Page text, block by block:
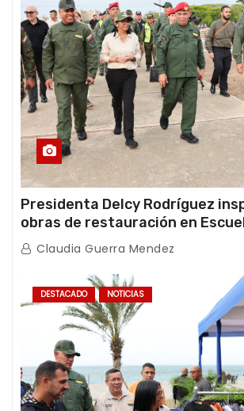
Presidenta Delcy Rodríguez
obras de restauración en
afectaciones sísmicas en La
Claudia Guerra Mendez
DESTACADO NOTICIAS